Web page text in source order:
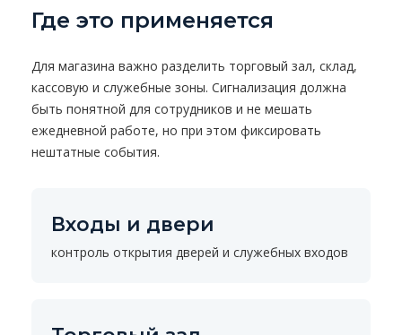
Где это применяется
Для магазина важно разделить торговый зал, склад,
кассовую и служебные зоны. Сигнализация должна
быть понятной для сотрудников и не мешать
ежедневной работе, но при этом фиксировать
нештатные события.
Входы и двери
контроль открытия дверей и служебных входов